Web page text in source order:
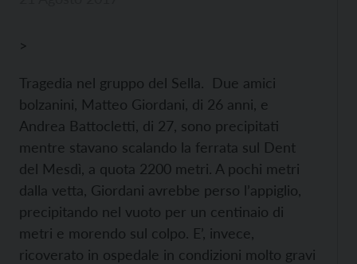
>
Tragedia nel gruppo del Sella. Due amici
bolzanini, Matteo Giordani, di 26 anni, e
Andrea Battocletti, di 27, sono precipitati
mentre stavano scalando la ferrata sul Dent
del Mesdì, a quota 2200 metri. A pochi metri
dalla vetta, Giordani avrebbe perso l’appiglio,
precipitando nel vuoto per un centinaio di
metri e morendo sul colpo. E’, invece,
ricoverato in ospedale in condizioni molto gravi